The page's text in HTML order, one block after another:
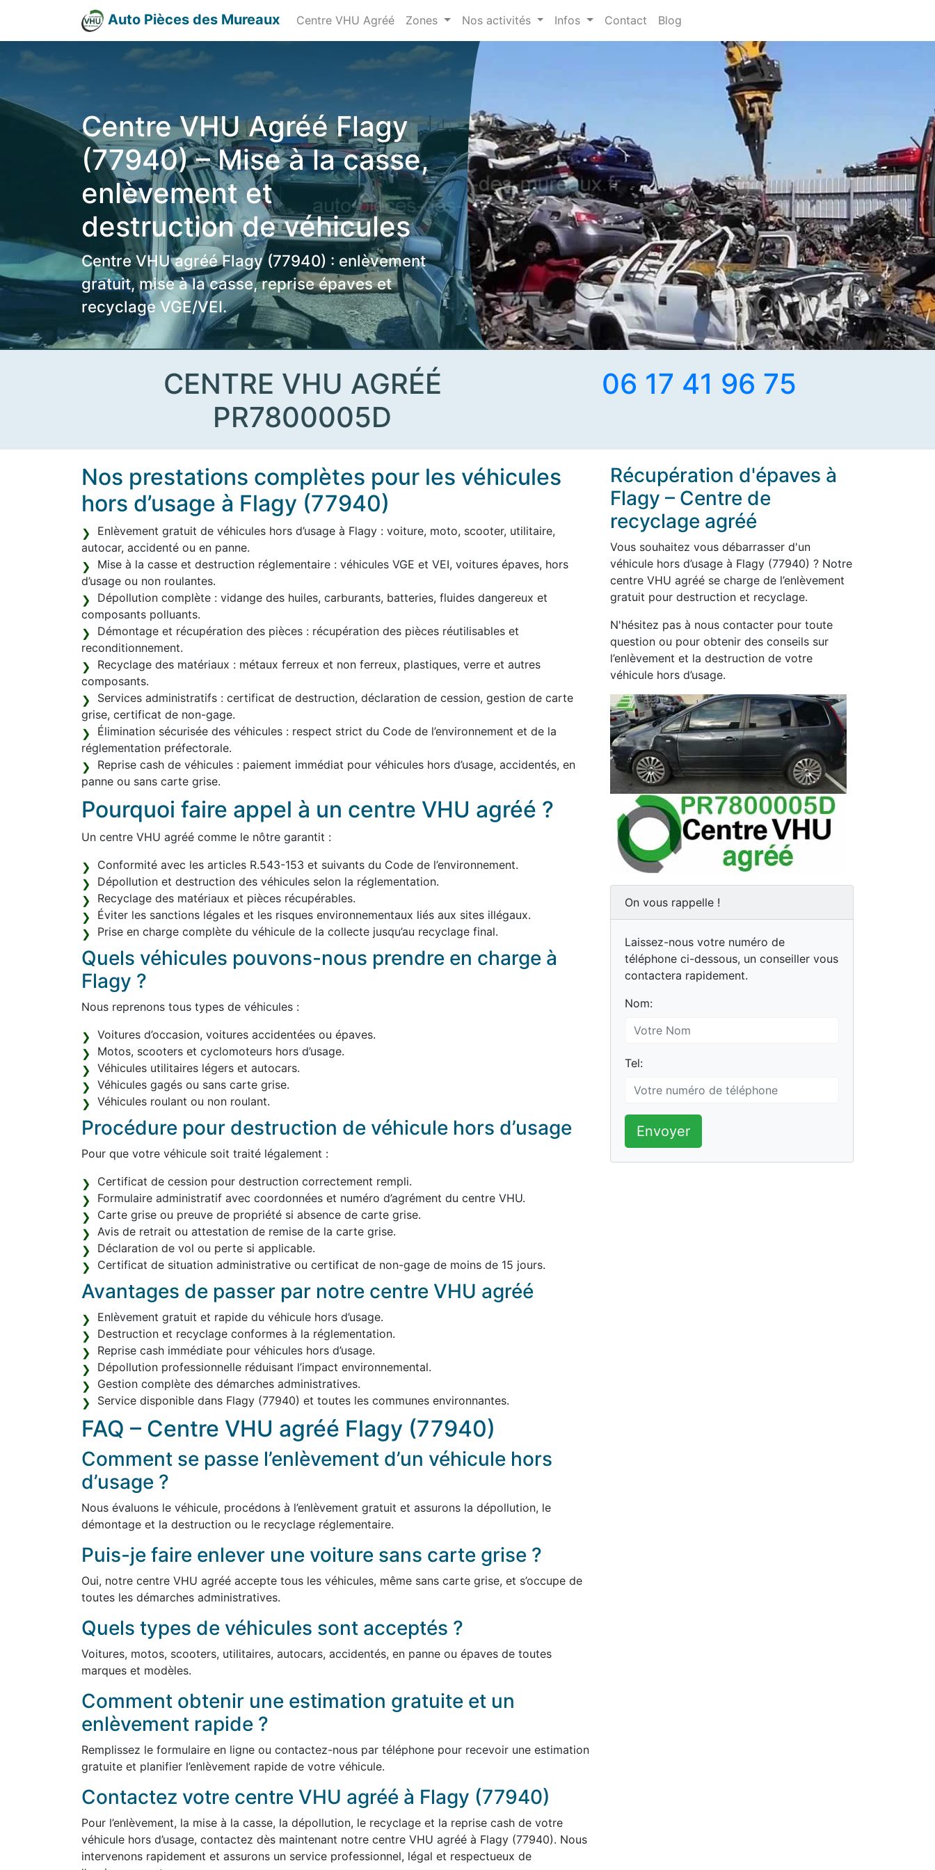
Auto Pièces des Mureaux Centre VHU Agréé Zones Nos activités Infos Contact Blog
Centre VHU Agréé Flagy
(77940) – Mise à la casse,
enlèvement et
destruction de véhicules
Centre VHU agréé Flagy (77940) : enlèvement
gratuit, mise à la casse, reprise épaves et
recyclage VGE/VEI.
CENTRE VHU AGRÉÉ
PR7800005D
06 17 41 96 75
Nos prestations complètes pour les véhicules
hors d’usage à Flagy (77940)
Enlèvement gratuit de véhicules hors d’usage à Flagy : voiture, moto, scooter, utilitaire,
autocar, accidenté ou en panne.
Mise à la casse et destruction réglementaire : véhicules VGE et VEI, voitures épaves, hors
d’usage ou non roulantes.
Dépollution complète : vidange des huiles, carburants, batteries, fluides dangereux et
composants polluants.
Démontage et récupération des pièces : récupération des pièces réutilisables et
reconditionnement.
Recyclage des matériaux : métaux ferreux et non ferreux, plastiques, verre et autres
composants.
Services administratifs : certificat de destruction, déclaration de cession, gestion de carte
grise, certificat de non-gage.
Élimination sécurisée des véhicules : respect strict du Code de l’environnement et de la
réglementation préfectorale.
Reprise cash de véhicules : paiement immédiat pour véhicules hors d’usage, accidentés, en
panne ou sans carte grise.
Pourquoi faire appel à un centre VHU agréé ?
Un centre VHU agréé comme le nôtre garantit :
Conformité avec les articles R.543-153 et suivants du Code de l’environnement.
Dépollution et destruction des véhicules selon la réglementation.
Recyclage des matériaux et pièces récupérables.
Éviter les sanctions légales et les risques environnementaux liés aux sites illégaux.
Prise en charge complète du véhicule de la collecte jusqu’au recyclage final.
Quels véhicules pouvons-nous prendre en charge à
Flagy ?
Nous reprenons tous types de véhicules :
Voitures d’occasion, voitures accidentées ou épaves.
Motos, scooters et cyclomoteurs hors d’usage.
Véhicules utilitaires légers et autocars.
Véhicules gagés ou sans carte grise.
Véhicules roulant ou non roulant.
Procédure pour destruction de véhicule hors d’usage
Pour que votre véhicule soit traité légalement :
Certificat de cession pour destruction correctement rempli.
Formulaire administratif avec coordonnées et numéro d’agrément du centre VHU.
Carte grise ou preuve de propriété si absence de carte grise.
Avis de retrait ou attestation de remise de la carte grise.
Déclaration de vol ou perte si applicable.
Certificat de situation administrative ou certificat de non-gage de moins de 15 jours.
Avantages de passer par notre centre VHU agréé
Enlèvement gratuit et rapide du véhicule hors d’usage.
Destruction et recyclage conformes à la réglementation.
Reprise cash immédiate pour véhicules hors d’usage.
Dépollution professionnelle réduisant l’impact environnemental.
Gestion complète des démarches administratives.
Service disponible dans Flagy (77940) et toutes les communes environnantes.
FAQ – Centre VHU agréé Flagy (77940)
Comment se passe l’enlèvement d’un véhicule hors
d’usage ?
Nous évaluons le véhicule, procédons à l’enlèvement gratuit et assurons la dépollution, le
démontage et la destruction ou le recyclage réglementaire.
Puis-je faire enlever une voiture sans carte grise ?
Oui, notre centre VHU agréé accepte tous les véhicules, même sans carte grise, et s’occupe de
toutes les démarches administratives.
Quels types de véhicules sont acceptés ?
Voitures, motos, scooters, utilitaires, autocars, accidentés, en panne ou épaves de toutes
marques et modèles.
Comment obtenir une estimation gratuite et un
enlèvement rapide ?
Remplissez le formulaire en ligne ou contactez-nous par téléphone pour recevoir une estimation
gratuite et planifier l’enlèvement rapide de votre véhicule.
Contactez votre centre VHU agréé à Flagy (77940)
Pour l’enlèvement, la mise à la casse, la dépollution, le recyclage et la reprise cash de votre
véhicule hors d’usage, contactez dès maintenant notre centre VHU agréé à Flagy (77940). Nous
intervenons rapidement et assurons un service professionnel, légal et respectueux de
Récupération d'épaves à
Flagy – Centre de
recyclage agréé
Vous souhaitez vous débarrasser d'un
véhicule hors d’usage à Flagy (77940) ? Notre
centre VHU agréé se charge de l’enlèvement
gratuit pour destruction et recyclage.
N'hésitez pas à nous contacter pour toute
question ou pour obtenir des conseils sur
l’enlèvement et la destruction de votre
véhicule hors d’usage.
On vous rappelle !
Laissez-nous votre numéro de
téléphone ci-dessous, un conseiller vous
contactera rapidement.
Nom:
Tel:
Envoyer